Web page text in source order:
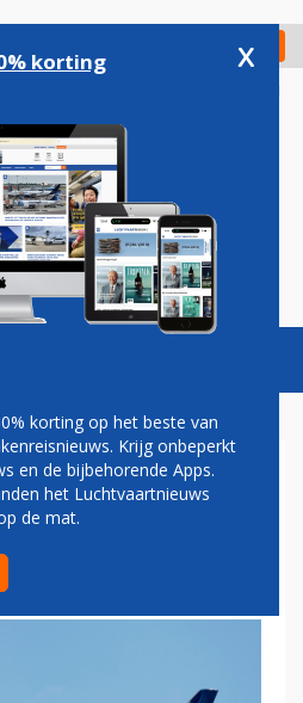
Check in
Podcasts Vacatures
WORDT
KAN VERDER
korting x
korting op het beste van
Krijg onbeperkt
en de bijbehorende Apps.
het Luchtvaartnieuws
de mat.